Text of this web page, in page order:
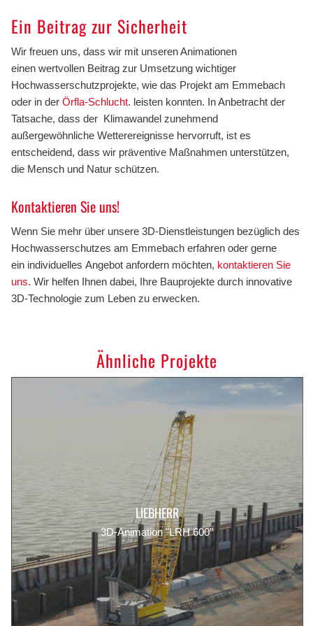
Ein Beitrag zur Sicherheit
Wir freuen uns, dass wir mit unseren Animationen
einen wertvollen Beitrag zur Umsetzung wichtiger
Hochwasserschutzprojekte, wie das Projekt am Emmebach
oder in der Örfla-Schlucht. leisten konnten. In Anbetracht der
Tatsache, dass der Klimawandel zunehmend
außergewöhnliche Wetterereignisse hervorruft, ist es
entscheidend, dass wir präventive Maßnahmen unterstützen,
die Mensch und Natur schützen.
Kontaktieren Sie uns!
Wenn Sie mehr über unsere 3D-Dienstleistungen bezüglich des
Hochwasserschutzes am Emmebach erfahren oder gerne
ein individuelles Angebot anfordern möchten, kontaktieren Sie
uns. Wir helfen Ihnen dabei, Ihre Bauprojekte durch innovative
3D-Technologie zum Leben zu erwecken.
Ähnliche Projekte
LIEBHERR
3D-Animation "LRH 600"